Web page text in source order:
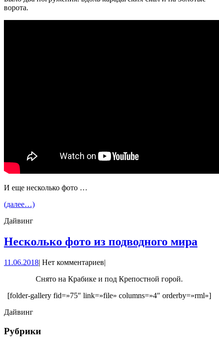
ворота.
И еще несколько фото …
(далее…)
Дайвинг
Несколько фото из подводного мира
11.06.201811.06.2018
| Нет комментариев|
Снято на Крабике и под Крепостной горой.
[folder-gallery fid=»75″ link=»file» columns=»4″ orderby=»rml»]
Дайвинг
Рубрики